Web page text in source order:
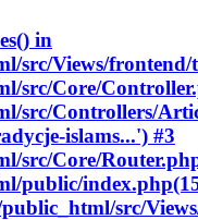
in
src/Views/
src/Core/
src/Controllers/
islams...') #3
src/Core/
public/
src/